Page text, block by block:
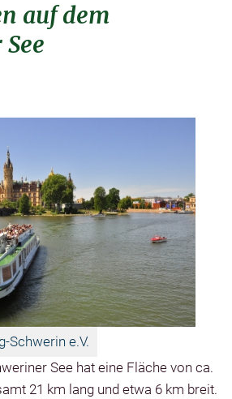
auf dem
Schwerin e.V.
See hat eine Fläche von ca.
21 km lang und etwa 6 km breit.